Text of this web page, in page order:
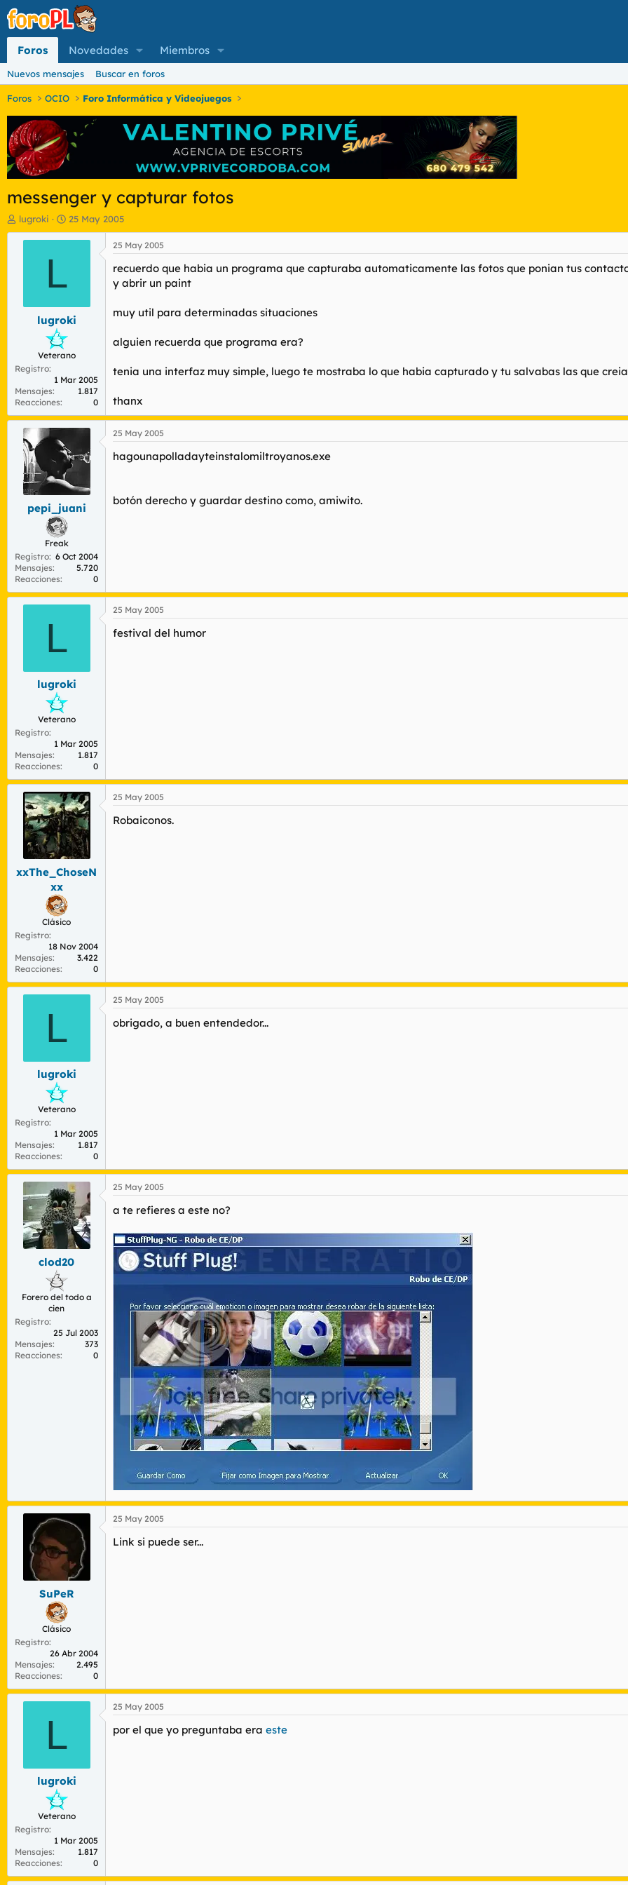
Foros Novedades Miembros
Nuevos mensajes Buscar en foros
Foros OCIO Foro Informática y Videojuegos
messenger y capturar fotos
I
n
o
t
m
a
lugroki
F
e
c
i
n
i
25 May 2005
L
lugroki
Veterano
Registro
1 Mar 2005
Mensajes
1.817
Reacciones
0
25 May 2005
recuerdo que habia un programa que capturaba automaticamente las fotos que ponian tus
y abrir un paint
muy util para determinadas situaciones
alguien recuerda que programa era?
tenia una interfaz muy simple, luego te mostraba lo que habia capturado y tu salvabas las que
thanx
pepi_juani
Freak
Registro 6 Oct 2004
Mensajes
5.720
Reacciones
0
25 May 2005
hagounapolladayteinstalomiltroyanos.exe
botón derecho y guardar destino como, amiwito.
L
lugroki
Veterano
Registro
1 Mar 2005
Mensajes
1.817
Reacciones
0
25 May 2005
festival del humor
xxThe_ChoseN
xx
Clásico
Registro
18 Nov 2004
Mensajes
3.422
Reacciones
0
25 May 2005
Robaiconos.
L
lugroki
Veterano
Registro
1 Mar 2005
Mensajes
1.817
Reacciones
0
25 May 2005
obrigado, a buen entendedor...
clod20
Forero del todo a
cien
Registro
25 Jul 2003
Mensajes
373
Reacciones
0
25 May 2005
a te refieres a este no?
SuPeR
Clásico
Registro
26 Abr 2004
Mensajes
2.495
Reacciones
0
25 May 2005
Link si puede ser...
L
lugroki
Veterano
Registro
1 Mar 2005
Mensajes
1.817
Reacciones
0
25 May 2005
por el que yo preguntaba era este